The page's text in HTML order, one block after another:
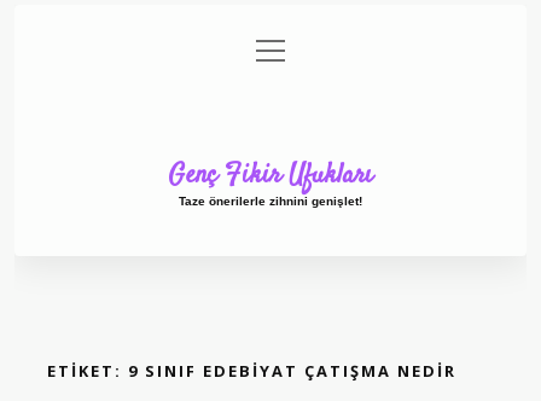
Gizlilik Politikası
menüyü
aç
Genç Fikir Ufukları
Taze önerilerle zihnini genişlet!
ETIKET: 9 SINIF EDEBIYAT ÇATIŞMA NEDIR